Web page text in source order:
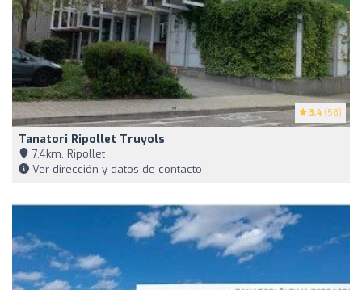
3.4 (58)
Tanatori Ripollet Truyols
7,4km, Ripollet
Ver dirección y datos de contacto